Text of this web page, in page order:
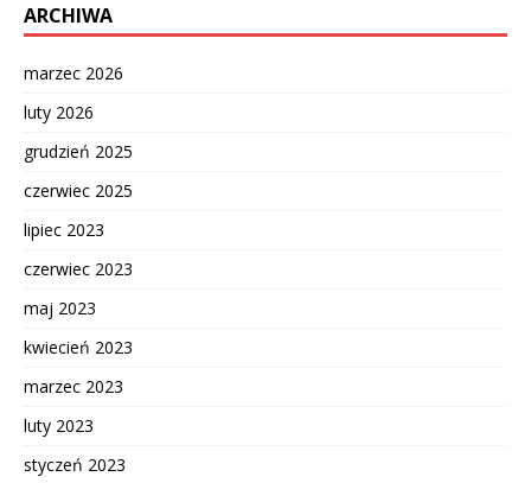
ARCHIWA
marzec 2026
luty 2026
grudzień 2025
czerwiec 2025
lipiec 2023
czerwiec 2023
maj 2023
kwiecień 2023
marzec 2023
luty 2023
styczeń 2023